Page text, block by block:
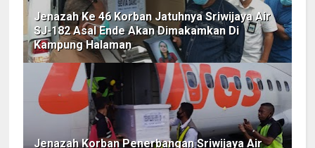
Jenazah Ke 46 Korban Jatuhnya Sriwijaya Air
SJ-182 Asal Ende Akan Dimakamkan Di
Kampung Halaman
Jenazah Korban Penerbangan Sriwijaya Air